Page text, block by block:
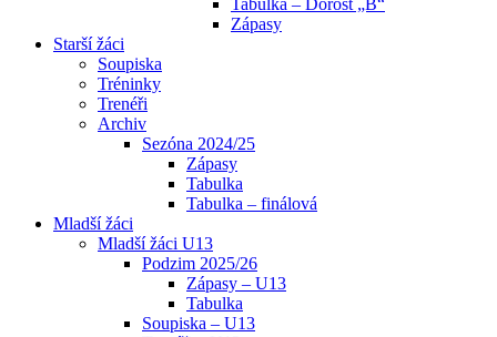
Zápasy
Starší žáci
Soupiska
Tréninky
Trenéři
Archiv
Sezóna 2024/25
Zápasy
Tabulka
Tabulka – finálová
Mladší žáci
Mladší žáci U13
Podzim 2025/26
Zápasy – U13
Tabulka
Soupiska – U13